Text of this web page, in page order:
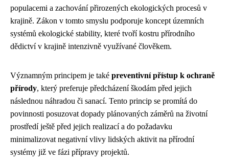
populacemi a zachování přirozených ekologických procesů v
krajině. Zákon v tomto smyslu podporuje koncept územních
systémů ekologické stability, které tvoří kostru přírodního
dědictví v krajině intenzivně využívané člověkem.
Významným principem je také preventivní přístup k ochraně
přírody, který preferuje předcházení škodám před jejich
následnou náhradou či sanací. Tento princip se promítá do
povinnosti posuzovat dopady plánovaných záměrů na životní
prostředí ještě před jejich realizací a do požadavku
minimalizovat negativní vlivy lidských aktivit na přírodní
systémy již ve fázi přípravy projektů.